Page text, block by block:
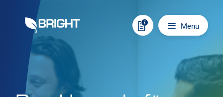
Skip to content
Main navigation
Menu